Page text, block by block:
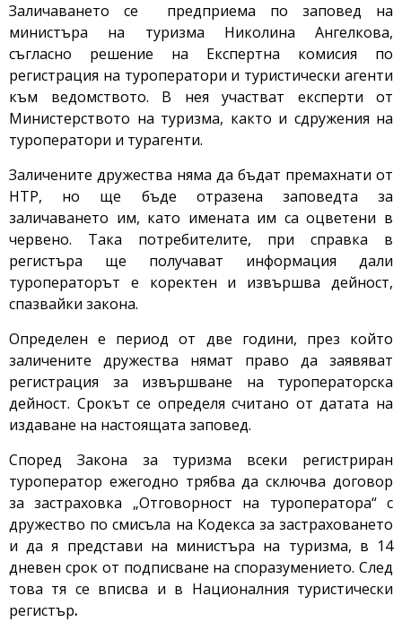
Заличаването се предприема по заповед на
министъра на туризма Николина Ангелкова,
съгласно решение на Експертна комисия по
регистрация на туроператори и туристически агенти
към ведомството. В нея участват експерти от
Министерството на туризма, както и сдружения на
туроператори и турагенти.
Заличените дружества няма да бъдат премахнати от
НТР, но ще бъде отразена заповедта за
заличаването им, като имената им са оцветени в
червено. Така потребителите, при справка в
регистъра ще получават информация дали
туроператорът е коректен и извършва дейност,
спазвайки закона.
Определен е период от две години, през който
заличените дружества нямат право да заявяват
регистрация за извършване на туроператорска
дейност. Срокът се определя считано от датата на
издаване на настоящата заповед.
Според Закона за туризма всеки регистриран
туроператор ежегодно трябва да сключва договор
за застраховка „Отговорност на туроператора“ с
дружество по смисъла на Кодекса за застраховането
и да я представи на министъра на туризма, в 14
дневен срок от подписване на споразумението. След
това тя се вписва и в Националния туристически
регистър.